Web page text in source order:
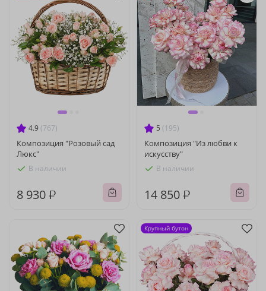
4.9 (767)
Композиция "Розовый сад
Люкс"
В наличии
8 930 ₽
5 (195)
Композиция "Из любви к
искусству"
В наличии
14 850 ₽
Крупный бутон